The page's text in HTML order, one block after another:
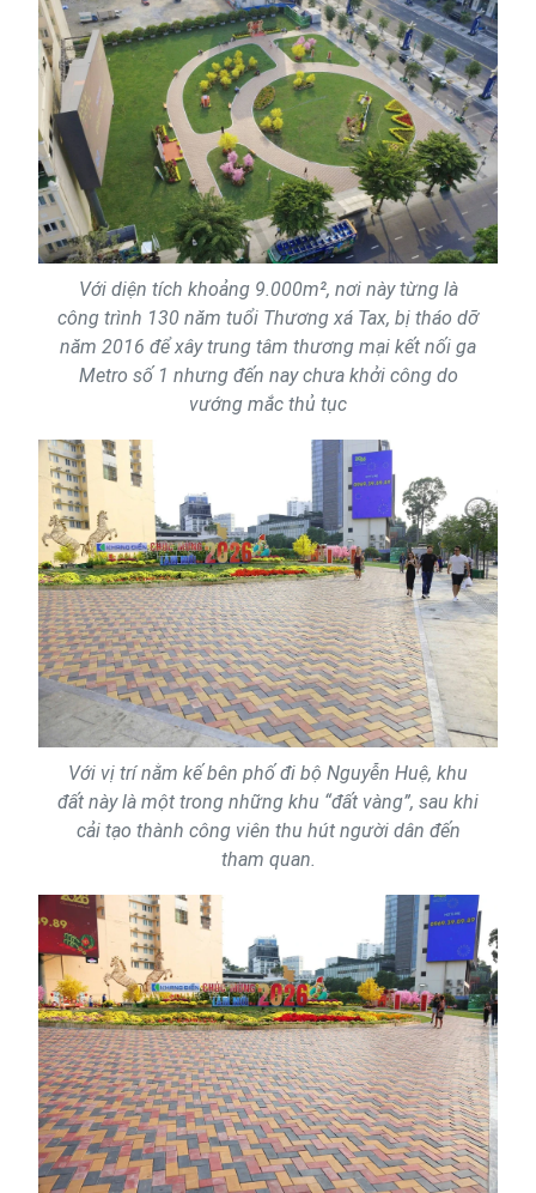
Với diện tích khoảng 9.000m², nơi này từng là
công trình 130 năm tuổi Thương xá Tax, bị tháo dỡ
năm 2016 để xây trung tâm thương mại kết nối ga
Metro số 1 nhưng đến nay chưa khởi công do
vướng mắc thủ tục
Với vị trí nằm kế bên phố đi bộ Nguyễn Huệ, khu
đất này là một trong những khu “đất vàng”, sau khi
cải tạo thành công viên thu hút người dân đến
tham quan.